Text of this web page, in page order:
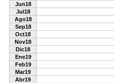
Jun18
Jul18
Ago18
Sep18
Oct18
Nov18
Dic18
Ene19
Feb19
Mar19
Abr19